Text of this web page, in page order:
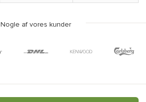
Nogle af vores kunder